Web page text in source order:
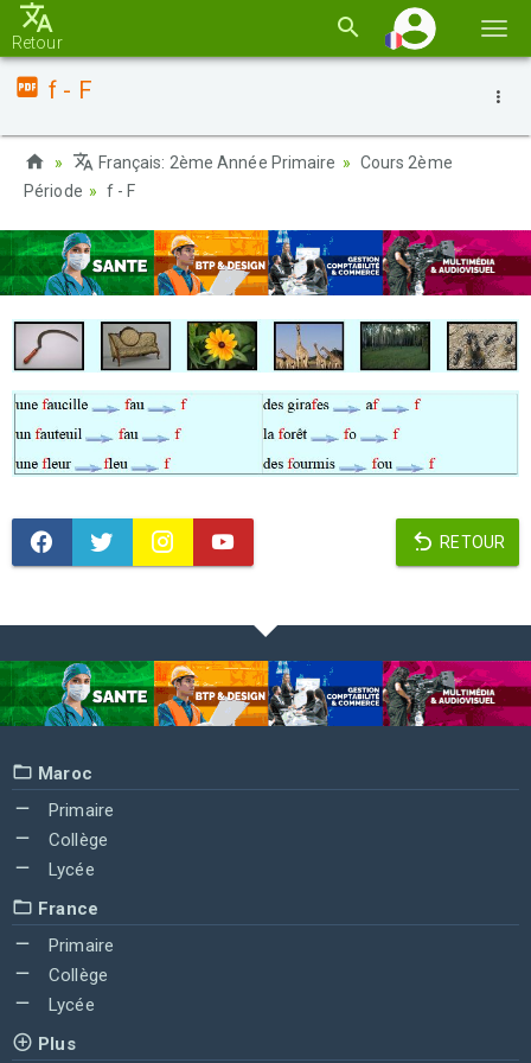
la
Retour
f - F
Français: 2ème Année Primaire
Cours 2ème
Période
f - F
RETOUR
Maroc
Primaire
Collège
Lycée
France
Primaire
Collège
Lycée
Plus